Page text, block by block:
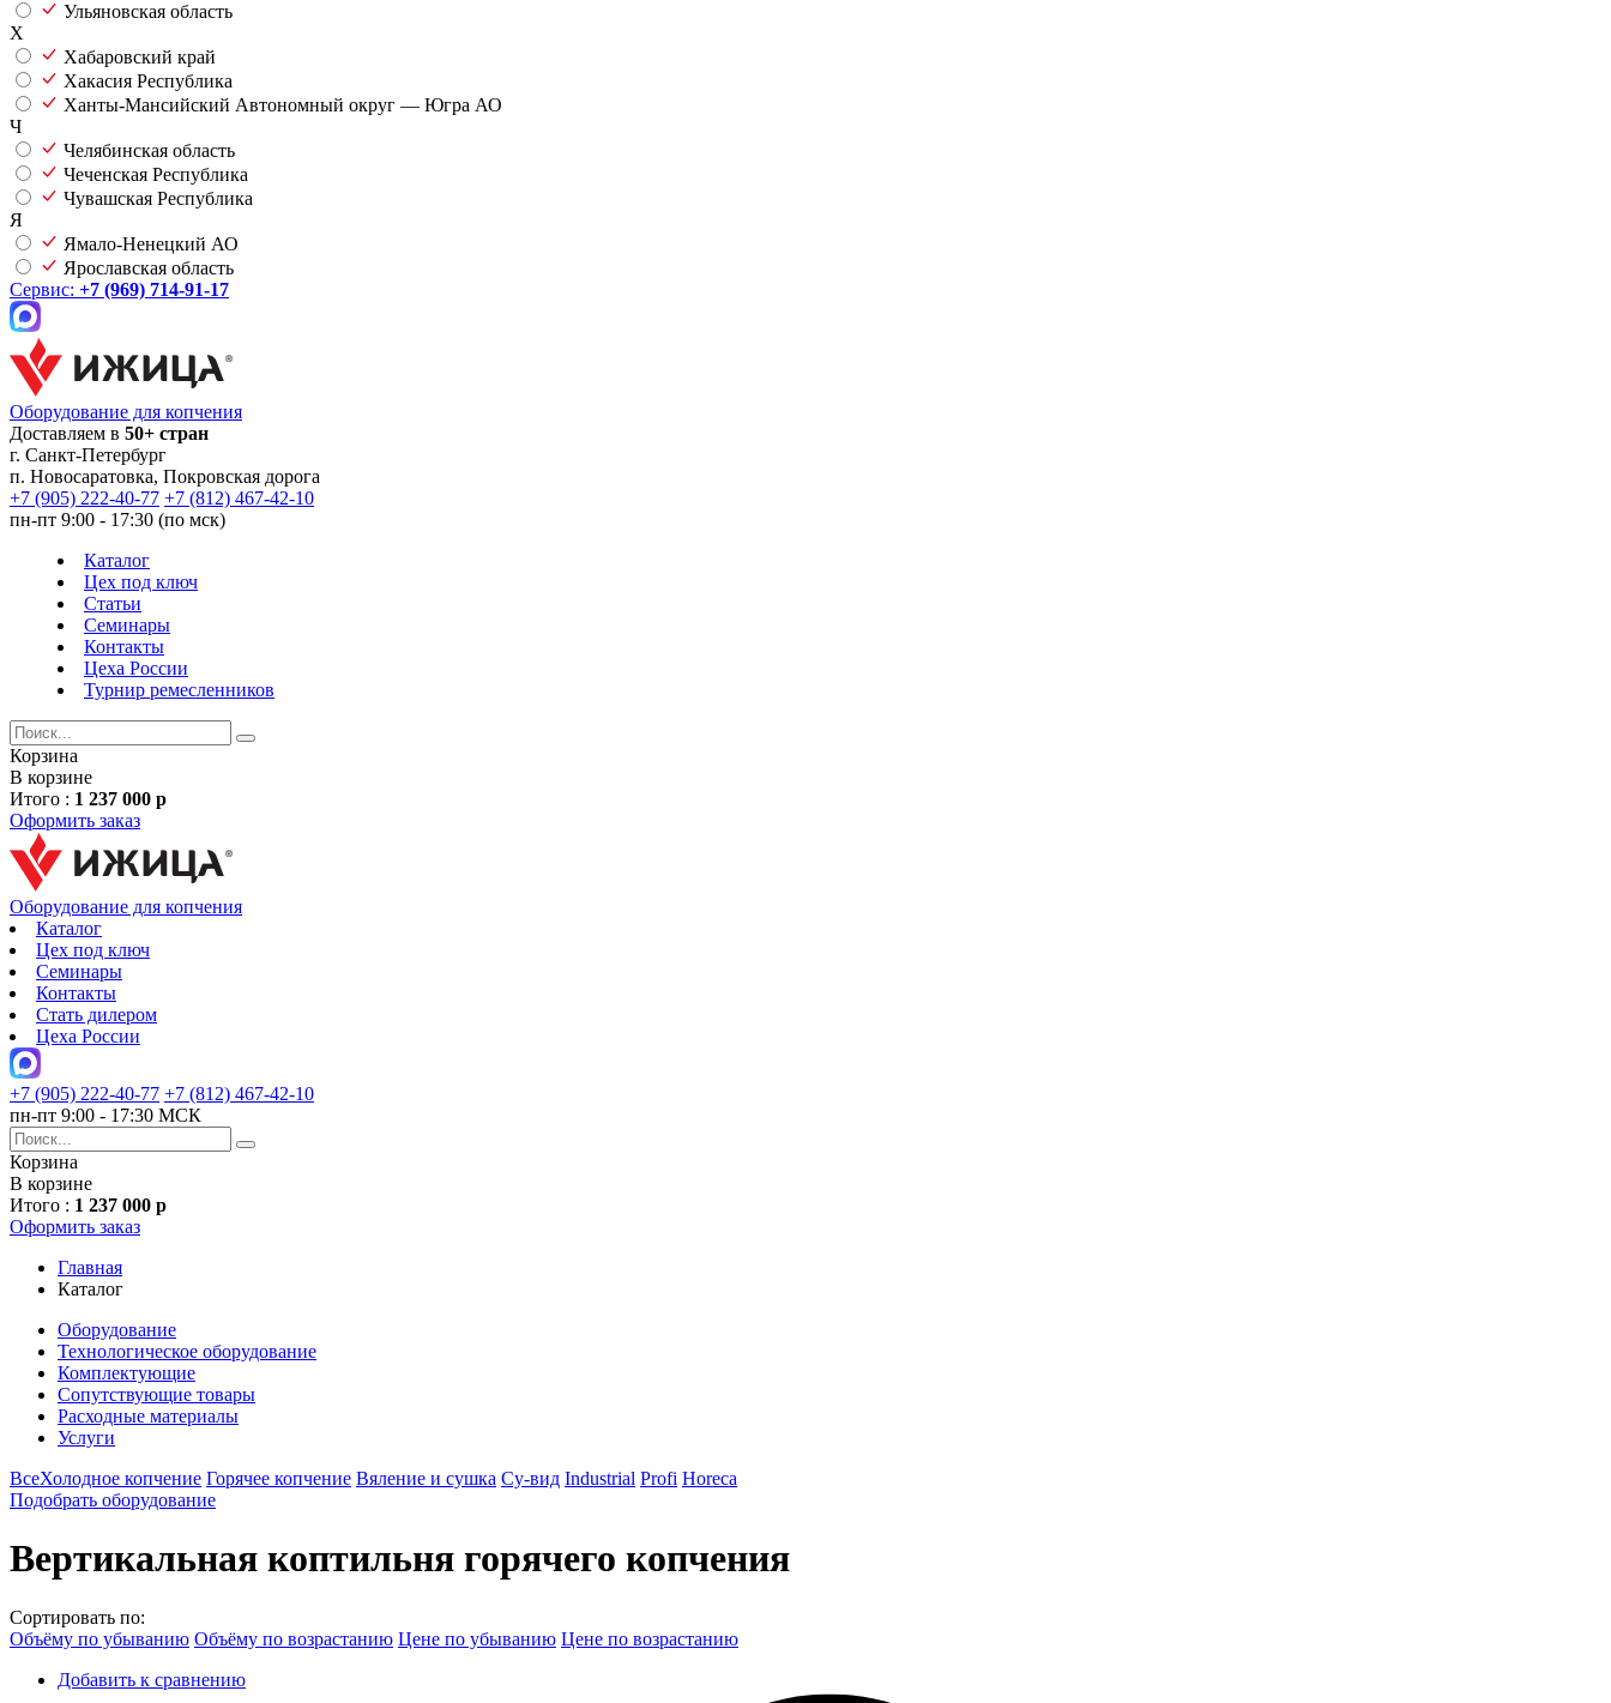
Ульяновская область
Х
Хабаровский край
Хакасия Республика
Ханты-Мансийский Автономный округ — Югра АО
Ч
Челябинская область
Чеченская Республика
Чувашская Республика
Я
Ямало-Ненецкий АО
Ярославская область
Сервис: +7 (969) 714-91-17
Оборудование для копчения
Доставляем в 50+ стран
г. Санкт-Петербург
п. Новосаратовка, Покровская дорога
+7 (905) 222-40-77 +7 (812) 467-42-10
пн-пт 9:00 - 17:30 (по мск)
Каталог
Цех под ключ
Статьи
Семинары
Контакты
Цеха России
Турнир ремесленников
Корзина
В корзине
Итого : 1 237 000 р
Оформить заказ
Оборудование для копчения
Каталог
Цех под ключ
Семинары
Контакты
Стать дилером
Цеха России
+7 (905) 222-40-77 +7 (812) 467-42-10
пн-пт 9:00 - 17:30 МСК
Корзина
В корзине
Итого : 1 237 000 р
Оформить заказ
Главная
Каталог
Оборудование
Технологическое оборудование
Комплектующие
Сопутствующие товары
Расходные материалы
Услуги
ВсеХолодное копчение Горячее копчение Вяление и сушка Су-вид Industrial Profi Horeca
Подобрать оборудование
Вертикальная коптильня горячего копчения
Сортировать по:
Объёму по убыванию Объёму по возрастанию Цене по убыванию Цене по возрастанию
Добавить к сравнению